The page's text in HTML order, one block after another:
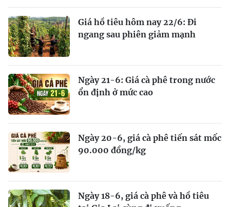
Giá hồ tiêu hôm nay 22/6: Đi
ngang sau phiên giảm mạnh
Ngày 21-6: Giá cà phê trong nước
ổn định ở mức cao
Ngày 20-6, giá cà phê tiến sát mốc
90.000 đồng/kg
Ngày 18-6, giá cà phê và hồ tiêu